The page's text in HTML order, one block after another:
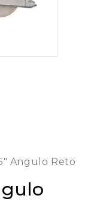
Angulo Reto